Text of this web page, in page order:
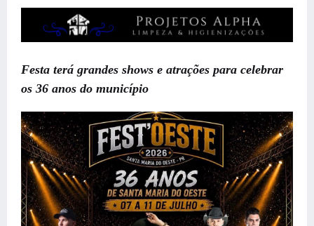
Festa terá grandes shows e atrações para celebrar
os 36 anos do município